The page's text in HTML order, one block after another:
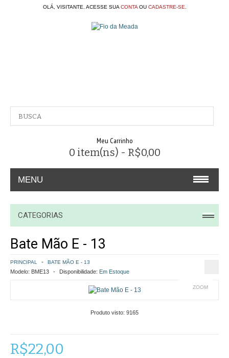
OLÁ, VISITANTE. ACESSE SUA CONTAOU CADASTRE-SE
Meu Carrinho
0 item(ns) - R$0,00
MENU
A EMPRESA
CONTATO
COMO COMPRAR
POLÍTICA DE FRETE GRÁTIS
CONTATO
CATEGORIAS
Bate Mão E - 13
PRINCIPAL BATE MÃO E - 13
Modelo: BME13 Disponibilidade: Em Estoque
ZOOM
Produto visto: 9165
R$22,00